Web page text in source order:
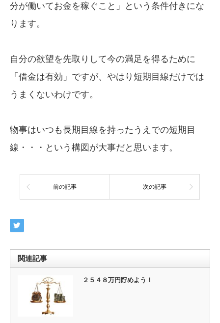
分が働いてお金を稼ぐこと」という条件付きにな
ります。
自分の欲望を先取りして今の満足を得るために
「借金は有効」ですが、やはり短期目線だけでは
うまくないわけです。
物事はいつも長期目線を持ったうえでの短期目
線・・・という構図が大事だと思います。
前の記事 次の記事
関連記事
２５４８万円貯めよう！